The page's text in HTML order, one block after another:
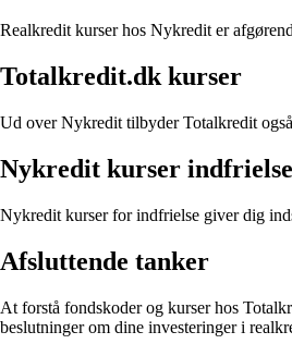
Realkredit kurser hos Nykredit er
Totalkredit.dk kurser
Ud over Nykredit tilbyder Totalkredit
Nykredit kurser indfrielse
Nykredit kurser for indfrielse giver dig
Afsluttende tanker
At forstå fondskoder og kurser hos
beslutninger om dine investeringer i